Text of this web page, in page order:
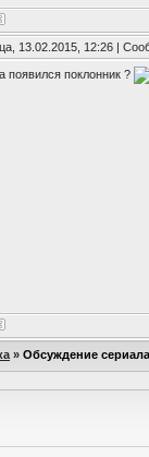
13.02.2015, 12:26 |
появился поклонник ?
» Обсуждение